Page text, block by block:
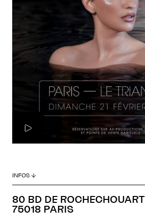
INFOS ↓
80 BD DE ROCHECHOUART
75018 PARIS